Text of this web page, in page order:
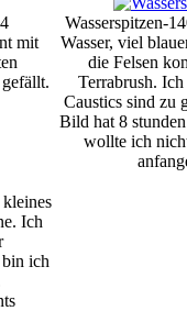
mit
Wasserspitzen-
Wasser, viel
die Felsen
Terrabrush.
Caustics sind zu
Bild hat 8
wollte ich
kleines
Ich
bin ich